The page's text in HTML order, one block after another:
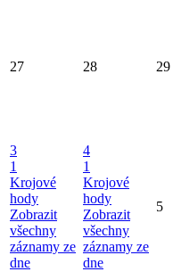
27 28 29
3
1
Krojové
hody
Zobrazit
všechny
záznamy ze
dne
4
1
Krojové
hody
Zobrazit
všechny
záznamy ze
dne
5